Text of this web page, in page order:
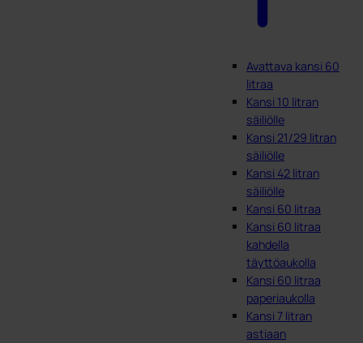
Avattava kansi 60
litraa
Kansi 10 litran
säiliölle
Kansi 21/29 litran
säiliölle
Kansi 42 litran
säiliölle
Kansi 60 litraa
Kansi 60 litraa
kahdella
täyttöaukolla
Kansi 60 litraa
paperiaukolla
Kansi 7 litran
astiaan